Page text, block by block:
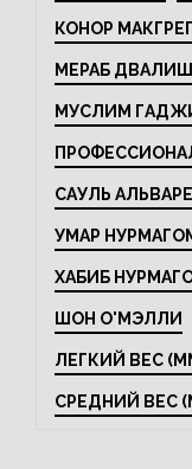
КОНОР
МЕРАБ
МУСЛИМ
САУЛЬ
УМАР
ХАБИБ
ШОН О'МЭЛЛИ
ЛЕГКИЙ ВЕС
СРЕДНИЙ ВЕС